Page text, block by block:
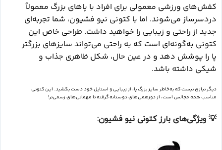
کفش‌های ورزشی معمولی برای افراد با پاهای بزرگ معمولاً
دردسرساز می‌شوند. اما با کتونی نیو فشیون، شما تجربه‌ای
جدید از راحتی و زیبایی را خواهید داشت. طراحی خاص این
کتونی به‌گونه‌ای است که به راحتی می‌تواند سایزهای بزرگتر
پا را پوشش دهد و در عین حال، شکل ظاهری جذاب و
شیکی داشته باشد.
دیگر نیازی نیست که به‌خاطر سایز بزرگ پا، از زیبایی و استایل خود دست بکشید. این کتونی
مناسب همه مجالس است، از دورهمی‌های دوستانه گرفته تا مهمانی‌های رسمی‌تر!
💡 ویژگی‌های بارز کتونی نیو فشیون: